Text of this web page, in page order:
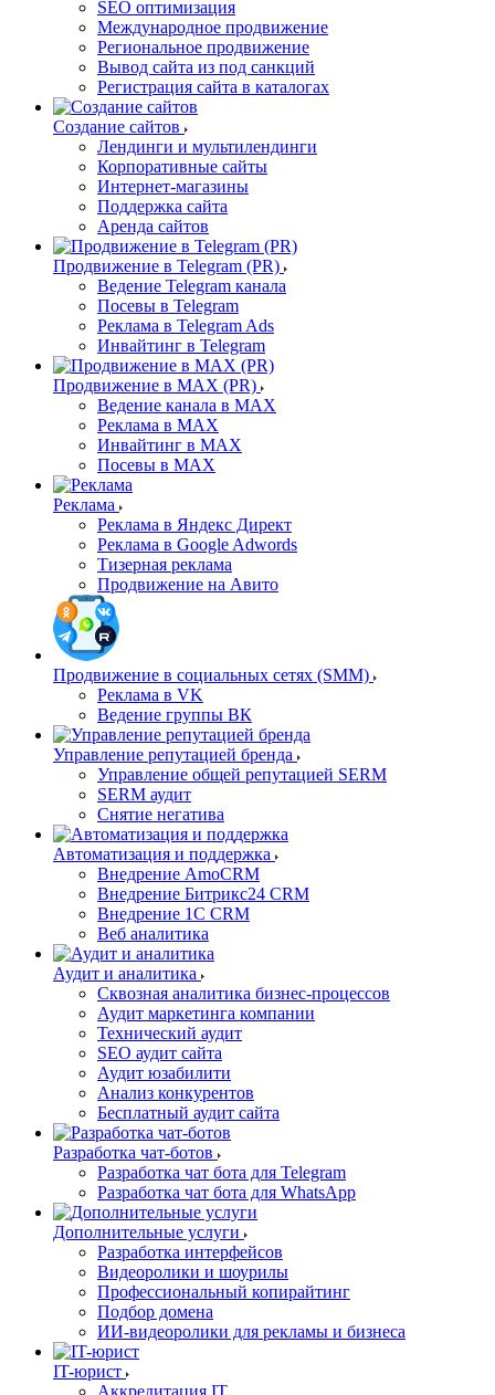
SEO оптимизация
Международное продвижение
Региональное продвижение
Вывод сайта из под санкций
Регистрация сайта в каталогах
Создание сайтов
Лендинги и мультилендинги
Корпоративные сайты
Интернет-магазины
Поддержка сайта
Аренда сайтов
Продвижение в Telegram (PR)
Ведение Telegram канала
Посевы в Telegram
Реклама в Telegram Ads
Инвайтинг в Telegram
Продвижение в MAX (PR)
Ведение канала в MAX
Реклама в MAX
Инвайтинг в MAX
Посевы в MAX
Реклама
Реклама в Яндекс Директ
Реклама в Google Adwords
Тизерная реклама
Продвижение на Авито
Продвижение в социальных сетях (SMM)
Реклама в VK
Ведение группы ВК
Управление репутацией бренда
Управление общей репутацией SERM
SERM аудит
Снятие негатива
Автоматизация и поддержка
Внедрение AmoCRM
Внедрение Битрикс24 CRM
Внедрение 1C CRM
Веб аналитика
Аудит и аналитика
Сквозная аналитика бизнес-процессов
Аудит маркетинга компании
Технический аудит
SEO аудит сайта
Аудит юзабилити
Анализ конкурентов
Бесплатный аудит сайта
Разработка чат-ботов
Разработка чат бота для Telegram
Разработка чат бота для WhatsApp
Дополнительные услуги
Разработка интерфейсов
Видеоролики и шоурилы
Профессиональный копирайтинг
Подбор домена
ИИ-видеоролики для рекламы и бизнеса
IT-юрист
Аккредитация IT